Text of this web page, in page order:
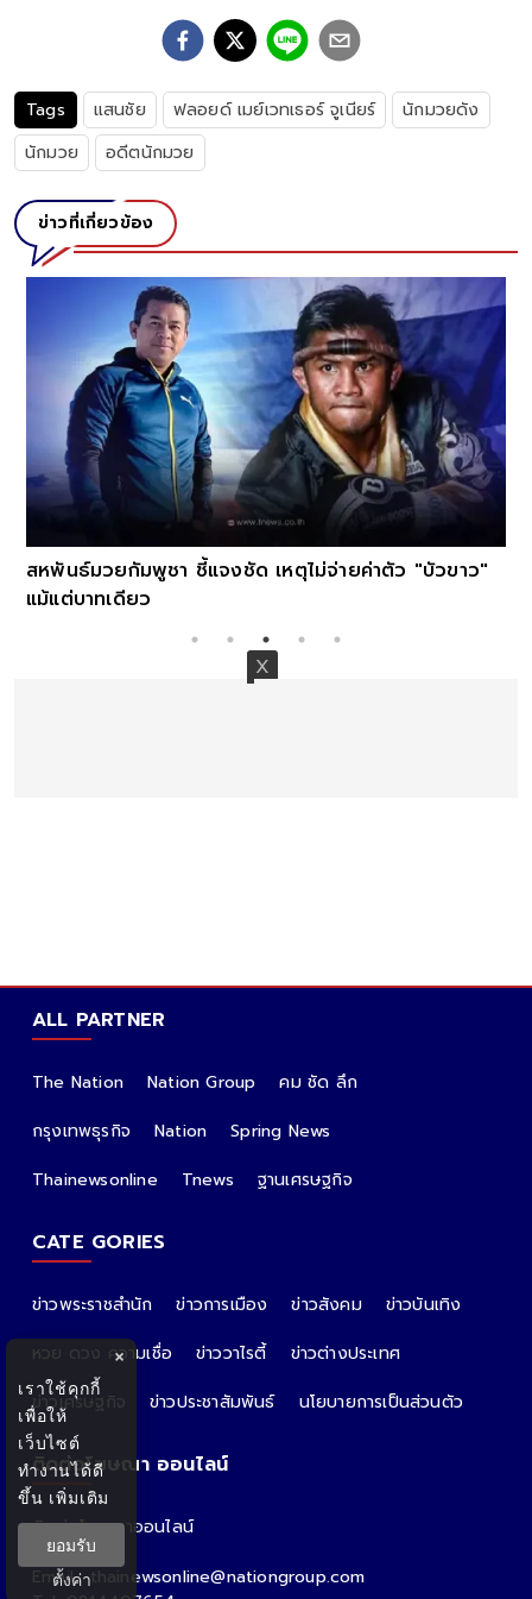
Tags แสนชัย ฟลอยด์ เมย์เวทเธอร์ จูเนียร์
นักมวยดัง
นักมวย
อดีตนักมวย
ข่าวที่เกี่ยวข้อง
สหพันธ์มวยกัมพูชา ชี้แจงชัด เหตุไม่จ่ายค่าตัว "บัวขาว"
แม้แต่บาทเดียว
ALL PARTNER
The Nation Nation Group
คม ชัด ลึก
กรุงเทพธุรกิจ
Nation
Spring News
Thainewsonline
Tnews ฐานเศรษฐกิจ
CATE GORIES
ข่าวพระราชสำนัก ข่าวการเมือง ข่าวสังคม
ข่าวบันเทิง
หวย ดวง ความเชื่อ
ข่าววาไรตี้
ข่าวต่างประเทศ
ข่าวเศรษฐกิจ
ข่าวประชาสัมพันธ์ นโยบายการเป็นส่วนตัว
ติดต่อโฆษณา ออนไลน์
ติดต่อโฆษณาออนไลน์
คุณอ้อ
Email : thainewsonline@nationgroup.com
×
เราใช้คุกกี้
เพื่อให้
เว็บไซต์
ทำงานได้ดี
ขึ้น เพิ่มเติม
ยอมรับ
ตั้งค่า